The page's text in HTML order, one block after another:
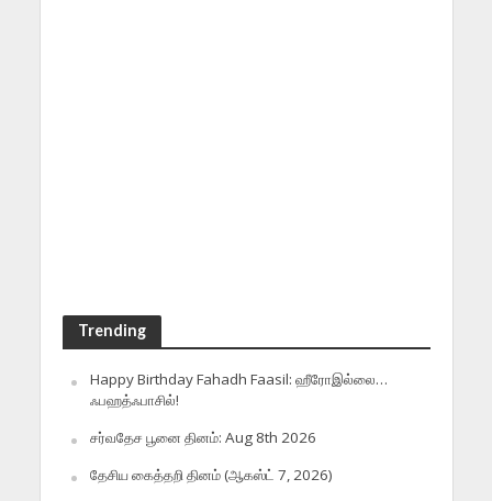
Trending
Happy Birthday Fahadh Faasil: ஹீரோஇல்லை…
ஃபஹத்ஃபாசில்!
சர்வதேச பூனை தினம்: Aug 8th 2026
தேசிய கைத்தறி தினம் (ஆகஸ்ட் 7, 2026)